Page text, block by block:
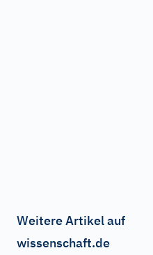
Weitere Artikel auf
wissenschaft.de